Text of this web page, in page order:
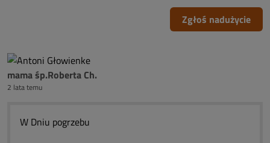
Zgłoś nadużycie
mama śp.Roberta Ch.
2 lata temu
W Dniu pogrzebu